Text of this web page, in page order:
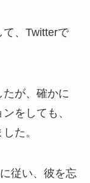
、Twitterで
が、確かに
をしても、
た。
従い、彼を忘